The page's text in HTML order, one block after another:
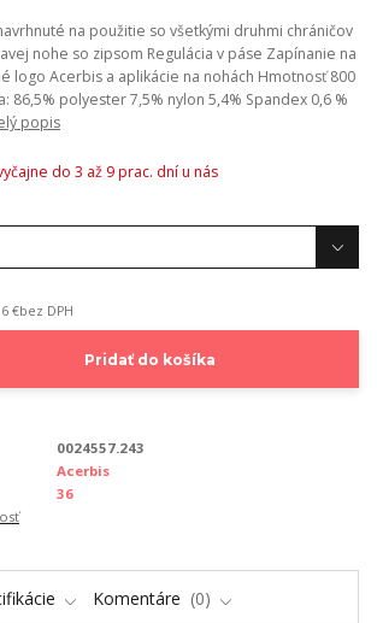
na použitie so všetkými druhmi chráničov
nohe so zipsom Regulácia v páse Zapínanie na
logo Acerbis a aplikácie na nohách Hmotnosť 800
86,5% polyester 7,5% nylon 5,4% Spandex 0,6 %
popis
do 3 až 9 prac. dní u nás
€bez DPH
Pridať do košíka
0024557.243
Acerbis
36
Komentáre 0